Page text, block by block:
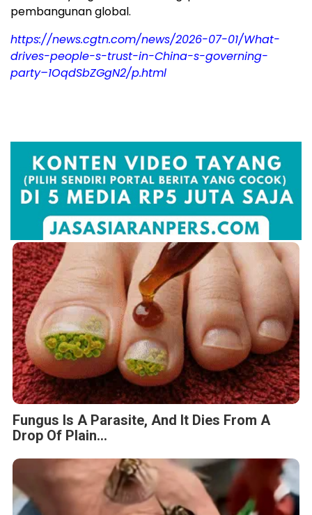
pembangunan global.
https://news.cgtn.com/news/2026-07-01/What-
drives-people-s-trust-in-China-s-governing-
party–1OqdSbZGgN2/p.html
Fungus Is A Parasite, And It Dies From A
Drop Of Plain...